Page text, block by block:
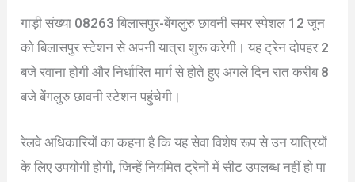
गाड़ी संख्या 08263 बिलासपुर-बेंगलुरु छावनी समर स्पेशल 12 जून
को बिलासपुर स्टेशन से अपनी यात्रा शुरू करेगी। यह ट्रेन दोपहर 2
बजे रवाना होगी और निर्धारित मार्ग से होते हुए अगले दिन रात करीब 8
बजे बेंगलुरु छावनी स्टेशन पहुंचेगी।
रेलवे अधिकारियों का कहना है कि यह सेवा विशेष रूप से उन यात्रियों
के लिए उपयोगी होगी, जिन्हें नियमित ट्रेनों में सीट उपलब्ध नहीं हो पा